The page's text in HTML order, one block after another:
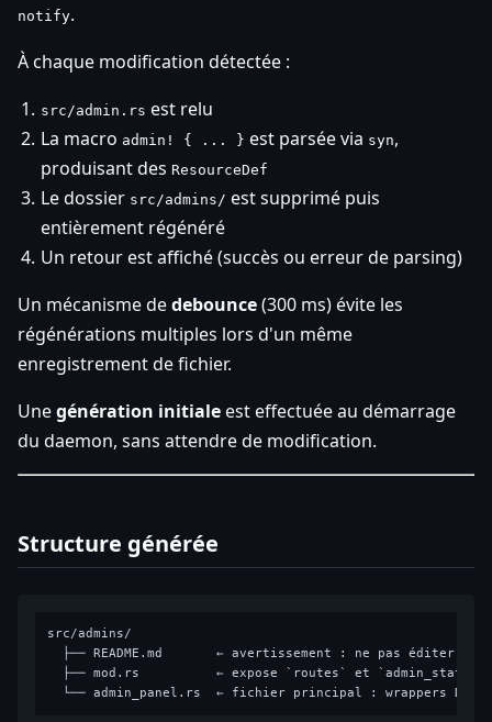
notify.
À chaque modification détectée :
src/admin.rs est relu
La macro admin! { ... } est parsée via syn,
produisant des ResourceDef
Le dossier src/admins/ est supprimé puis
entièrement régénéré
Un retour est affiché (succès ou erreur de parsing)
Un mécanisme dedebounce(300 ms) évite les
régénérations multiples lors d'un même
enregistrement de fichier.
Unegénération initialeest effectuée au démarrage
du daemon, sans attendre de modification.
Structure générée
src/admins/
├── README.md       ← avertissement : ne pas éditer
  ├── mod.rs          ← expose `routes` et `admin_state`